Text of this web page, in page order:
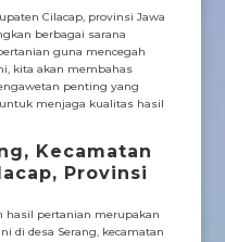
Cilacap, provinsi Jawa
berbagai sarana
guna mencegah
kita akan membahas
penting yang
menjaga kualitas hasil
Kecamatan
Provinsi
hasil pertanian merupakan
di desa Serang, kecamatan